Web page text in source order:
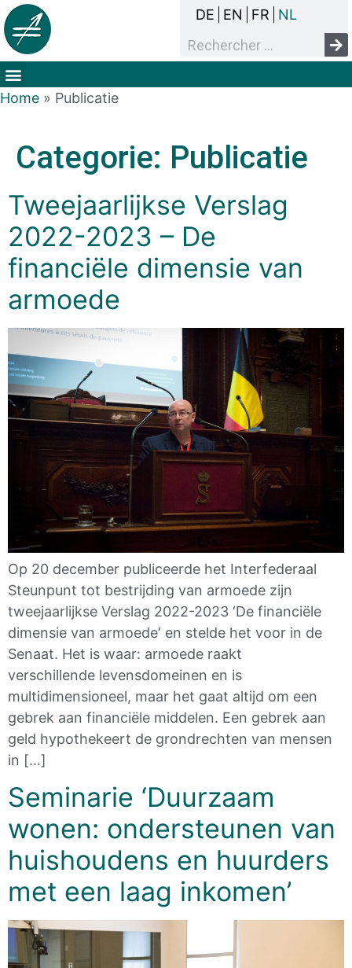
DE EN FR NL
Home » Publicatie
Categorie: Publicatie
Tweejaarlijkse Verslag
2022-2023 – De
financiële dimensie van
armoede
Op 20 december publiceerde het Interfederaal
Steunpunt tot bestrijding van armoede zijn
tweejaarlijkse Verslag 2022-2023 ‘De financiële
dimensie van armoede‘ en stelde het voor in de
Senaat. Het is waar: armoede raakt
verschillende levensdomeinen en is
multidimensioneel, maar het gaat altijd om een
gebrek aan financiële middelen. Een gebrek aan
geld hypothekeert de grondrechten van mensen
in […]
Seminarie ‘Duurzaam
wonen: ondersteunen van
huishoudens en huurders
met een laag inkomen’